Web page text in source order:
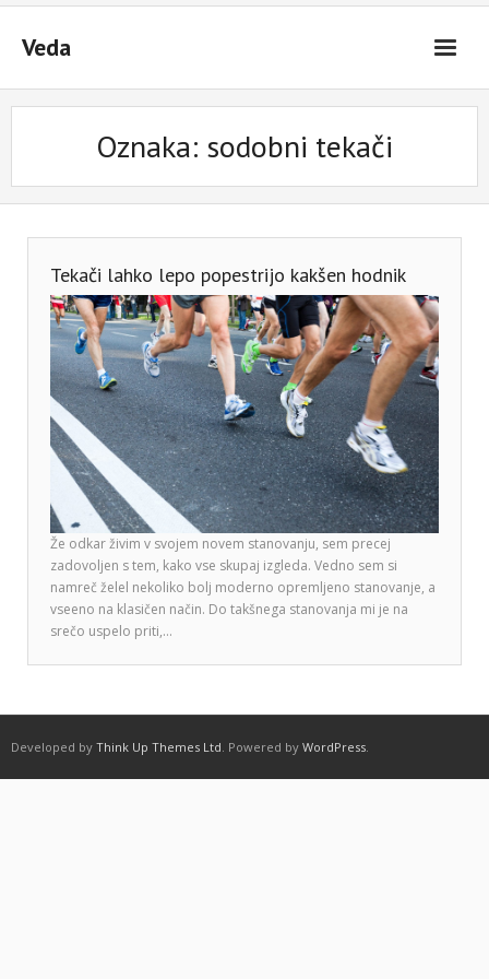
Skip
contentVeda
Oznaka: sodobni tekači
Tekači lahko lepo popestrijo kakšen hodnik
Že odkar živim v svojem novem stanovanju, sem precej
zadovoljen s tem, kako vse skupaj izgleda. Vedno sem si
namreč želel nekoliko bolj moderno opremljeno stanovanje, a
vseeno na klasičen način. Do takšnega stanovanja mi je na
srečo uspelo priti,…
Developed by Think Up Themes Ltd. Powered by WordPress.